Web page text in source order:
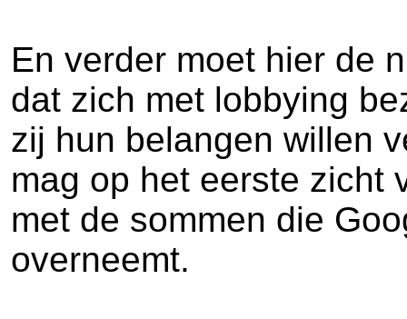
En verder moet hier de
dat zich met lobbying
zij hun belangen willen
mag op het eerste zicht
met de sommen die
overneemt.